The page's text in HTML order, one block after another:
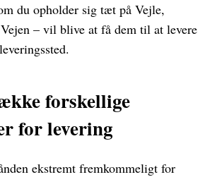
du opholder sig tæt på Vejle,
– vil blive at få dem til at levere
forskellige
for levering
ekstremt fremkommeligt for